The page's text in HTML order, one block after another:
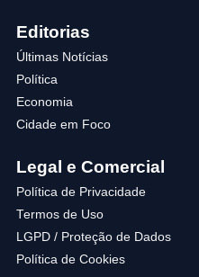
Editorias
Últimas Notícias
Política
Economia
Cidade em Foco
Legal e Comercial
Política de Privacidade
Termos de Uso
LGPD / Proteção de Dados
Política de Cookies